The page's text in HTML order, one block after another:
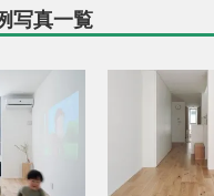
写真一覧